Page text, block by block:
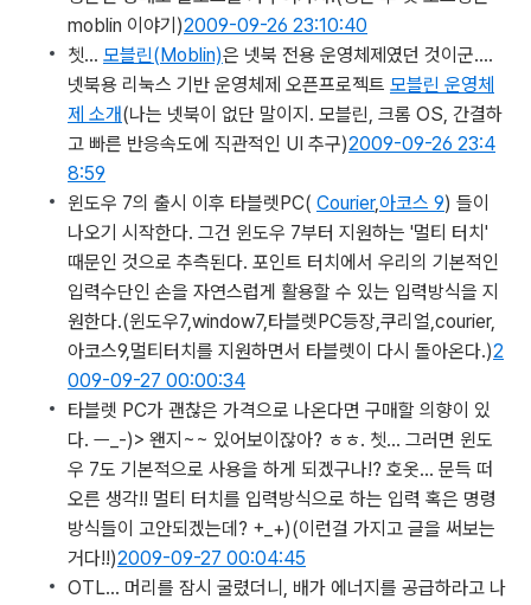
moblin 이야기)2009-09-26 23:10:40
쳇… 모블린(Moblin)은 넷북 전용 운영체제였던 것이군….
넷북용 리눅스 기반 운영체제 오픈프로젝트 모블린 운영체
제 소개(나는 넷북이 없단 말이지. 모블린, 크롬 OS, 간결하
고 빠른 반응속도에 직관적인 UI 추구)2009-09-26 23:4
8:59
윈도우 7의 출시 이후 타블렛PC( Courier,아코스 9) 들이
나오기 시작한다. 그건 윈도우 7부터 지원하는 '멀티 터치'
때문인 것으로 추측된다. 포인트 터치에서 우리의 기본적인
입력수단인 손을 자연스럽게 활용할 수 있는 입력방식을 지
원한다.(윈도우7,window7,타블렛PC등장,쿠리얼,courier,
아코스9,멀티터치를 지원하면서 타블렛이 다시 돌아온다.)2
009-09-27 00:00:34
타블렛 PC가 괜찮은 가격으로 나온다면 구매할 의향이 있
다. ㅡ_-)> 왠지~~ 있어보이잖아? ㅎㅎ. 쳇… 그러면 윈도
우 7도 기본적으로 사용을 하게 되겠구나!? 호옷… 문득 떠
오른 생각!! 멀티 터치를 입력방식으로 하는 입력 혹은 명령
방식들이 고안되겠는데? +_+)(이런걸 가지고 글을 써보는
거다!!)2009-09-27 00:04:45
OTL… 머리를 잠시 굴렸더니, 배가 에너지를 공급하라고 나